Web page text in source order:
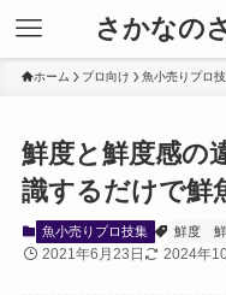
さかな
ホーム プロ向け 魚小売りプロ
鮮度と鮮度感の
識するだけで鮮
魚小売りプロ技集 鮮度
2021年6月23日 2024年